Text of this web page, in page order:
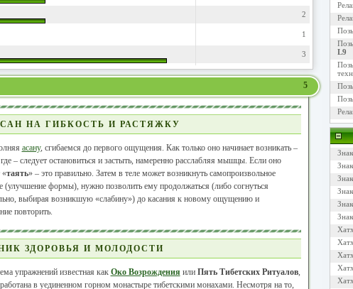
2
1
3
5
НА ГИБКОСТЬ И РАСТЯЖКУ
асану, сгибаемся до первого ощущения. Как только оно начинает возникать –
– следует остановиться и застыть, намеренно расслабляя мышцы. Если оно
«таять» – это правильно. Затем в теле может возникнуть самопроизвольное
(улучшение формы), нужно позволить ему продолжаться (либо согнуться
выбирая возникшую «слабину») до касания к новому ощущению и
повторить.
ЗДОРОВЬЯ И МОЛОДОСТИ
упражнений известная как Око Возрождения или Пять Тибетских Ритуалов,
в уединенном горном монастыре тибетскими монахами. Несмотря на то,
L9